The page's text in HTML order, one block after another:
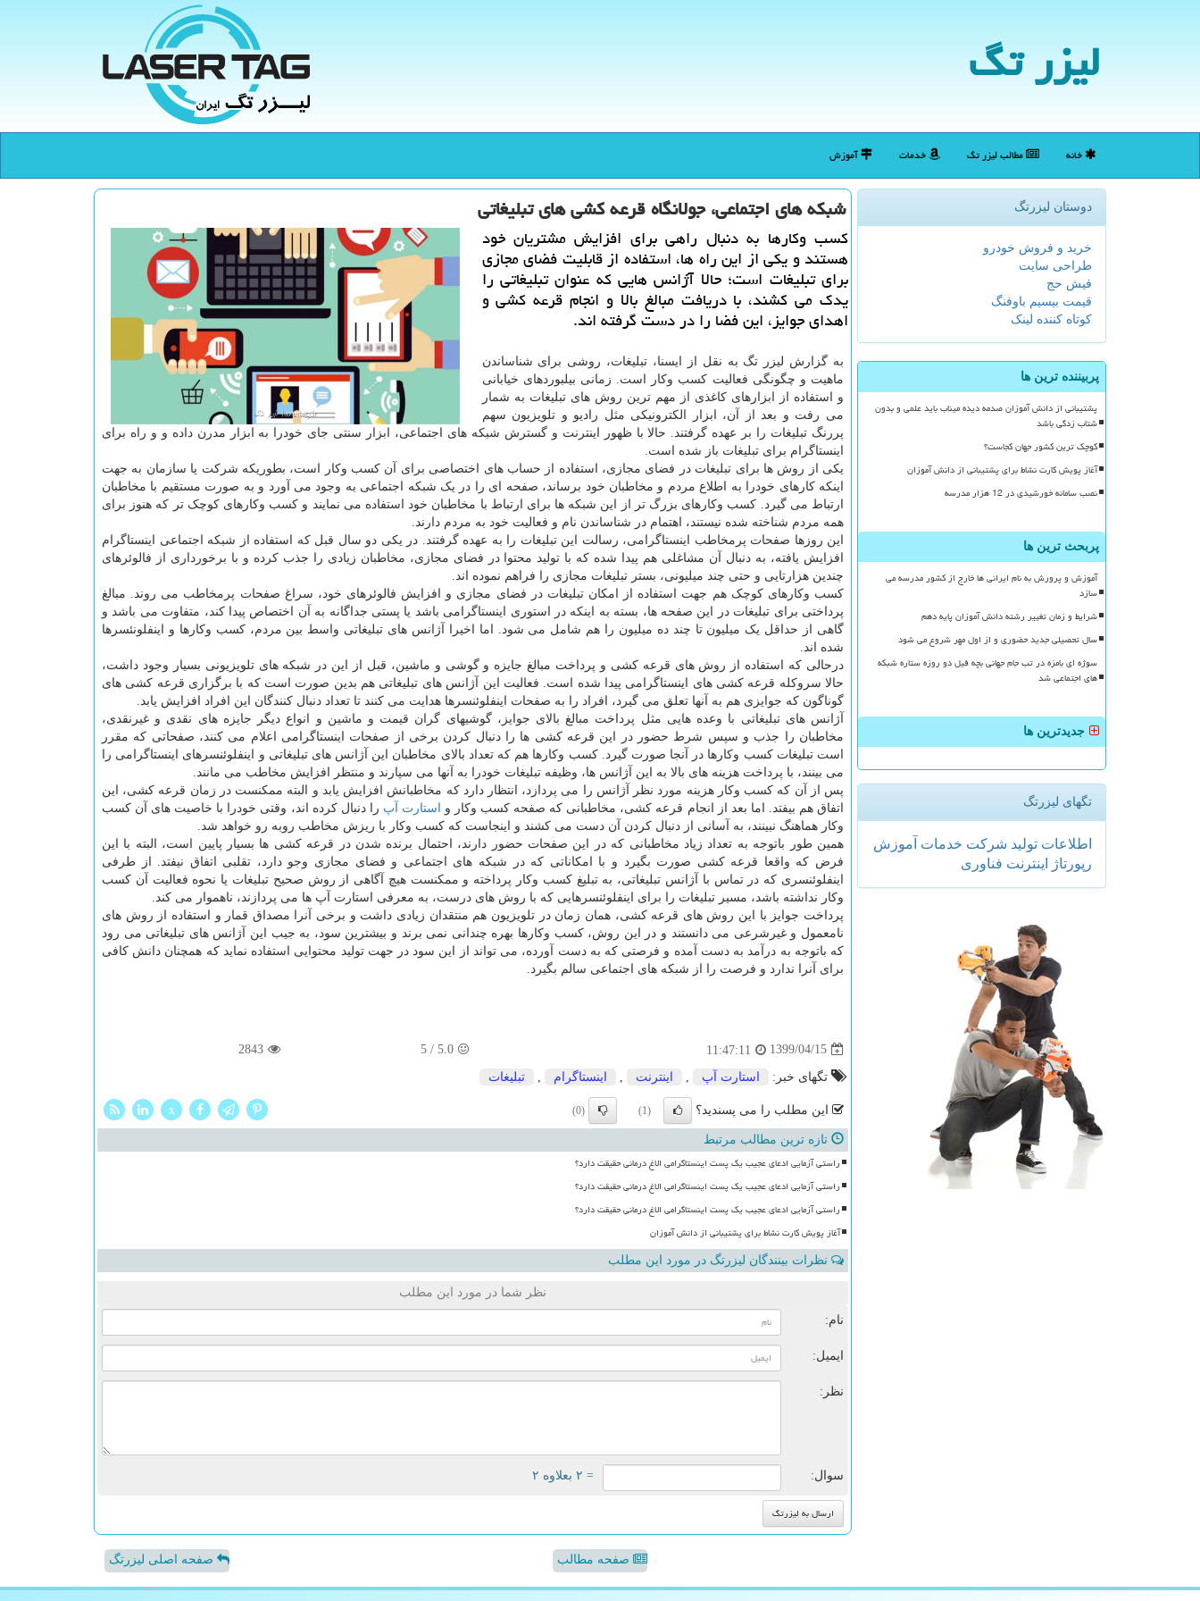
لیزر تگ
خانه مطالب لیزر تگ خدمات آموزش
دوستان لیزرتگ
خرید و فروش خودرو
طراحی سایت
فیش حج
قیمت بیسیم باوفنگ
کوتاه کننده لینک
پربیننده ترین ها
پشتیبانی از دانش آموزان صدمه دیده میناب باید علمی و بدون
شتاب زدگی باشد
کوچک ترین کشور جهان کجاست؟
آغاز پویش کارت نشاط برای پشتیبانی از دانش آموزان
نصب سامانه خورشیدی در 12 هزار مدرسه
پربحث ترین ها
آموزش و پرورش به نام ایرانی ها خارج از کشور مدرسه می
سازد
شرایط و زمان تغییر رشته دانش آموزان پایه دهم
سال تحصیلی جدید حضوری و از اول مهر شروع می شود
سوژه ای بامزه در تب جام جهانی بچه فیل دو روزه ستاره شبکه
های اجتماعی شد
جدیدترین ها
تگهای لیزرتگ
اطلاعات تولید شركت خدمات آموزش
رپورتاژ
اینترنت فناوری
شبكه های اجتماعی، جولانگاه قرعه كشی های تبلیغاتی
كسب وكارها به دنبال راهی برای افزایش مشتریان خود
هستند و یكی از این راه ها، استفاده از قابلیت فضای مجازی
برای تبلیغات است؛ حالا آژانس هایی كه عنوان تبلیغاتی را
یدك می كشند، با دریافت مبالغ بالا و انجام قرعه كشی و
اهدای جوایز، این فضا را در دست گرفته اند.
به گزارش لیزر تگ به نقل از ایسنا، تبلیغات، روشی برای شناساندن
ماهیت و چگونگی فعالیت کسب وکار است. زمانی بیلبوردهای خیابانی
و استفاده از ابزارهای کاغذی از مهم ترین روش های تبلیغات به شمار
می رفت و بعد از آن، ابزار الکترونیکی مثل رادیو و تلویزیون سهم
پررنگ تبلیغات را بر عهده گرفتند. حالا با ظهور اینترنت و گسترش شبکه های اجتماعی، ابزار سنتی جای خودرا به ابزار مدرن داده و و راه برای
اینستاگرام برای تبلیغات باز شده است.
یکی از روش ها برای تبلیغات در فضای مجازی، استفاده از حساب های اختصاصی برای آن کسب وکار است، بطوریکه شرکت یا سازمان به جهت
اینکه کارهای خودرا به اطلاع مردم و مخاطبان خود برساند، صفحه ای را در یک شبکه اجتماعی به وجود می آورد و به صورت مستقیم با مخاطبان
ارتباط می گیرد. کسب وکارهای بزرگ تر از این شبکه ها برای ارتباط با مخاطبان خود استفاده می نمایند و کسب وکارهای کوچک تر که هنوز برای
همه مردم شناخته شده نیستند، اهتمام در شناساندن نام و فعالیت خود به مردم دارند.
این روزها صفحات پرمخاطب اینستاگرامی، رسالت این تبلیغات را به عهده گرفتند. در یکی دو سال قبل که استفاده از شبکه اجتماعی اینستاگرام
افزایش یافته، به دنبال آن مشاغلی هم پیدا شده که با تولید محتوا در فضای مجازی، مخاطبان زیادی را جذب کرده و با برخورداری از فالوئرهای
چندین هزارتایی و حتی چند میلیونی، بستر تبلیغات مجازی را فراهم نموده اند.
کسب وکارهای کوچک هم جهت استفاده از امکان تبلیغات در فضای مجازی و افزایش فالوئرهای خود، سراغ صفحات پرمخاطب می روند. مبالغ
پرداختی برای تبلیغات در این صفحه ها، بسته به اینکه در استوری اینستاگرامی باشد یا پستی جداگانه به آن اختصاص پیدا کند، متفاوت می باشد و
گاهی از حداقل یک میلیون تا چند ده میلیون را هم شامل می شود. اما اخیرا آژانس های تبلیغاتی واسط بین مردم، کسب وکارها و اینفلونئسرها
شده اند.
درحالی که استفاده از روش های قرعه کشی و پرداخت مبالغ جایزه و گوشی و ماشین، قبل از این در شبکه های تلویزیونی بسیار وجود داشت،
حالا سروکله قرعه کشی های اینستاگرامی پیدا شده است. فعالیت این آژانس های تبلیغاتی هم بدین صورت است که با برگزاری قرعه کشی های
گوناگون که جوایزی هم به آنها تعلق می گیرد، افراد را به صفحات اینفلوئنسرها هدایت می کنند تا تعداد دنبال کنندگان این افراد افزایش یابد.
آژانس های تبلیغاتی با وعده هایی مثل پرداخت مبالغ بالای جوایز، گوشیهای گران قیمت و ماشین و انواع دیگر جایزه های نقدی و غیرنقدی،
مخاطبان را جذب و سپس شرط حضور در این قرعه کشی ها را دنبال کردن برخی از صفحات اینستاگرامی اعلام می کنند، صفحاتی که مقرر
است تبلیغات کسب وکارها در آنجا صورت گیرد. کسب وکارها هم که تعداد بالای مخاطبان این آژانس های تبلیغاتی و اینفلوئنسرهای اینستاگرامی را
می بینند، با پرداخت هزینه های بالا به این آژانس ها، وظیفه تبلیغات خودرا به آنها می سپارند و منتظر افزایش مخاطب می مانند.
پس از آن که کسب وکار هزینه مورد نظر آژانس را می پردازد، انتظار دارد که مخاطبانش افزایش یابد و البته ممکنست در زمان قرعه کشی، این
اتفاق هم بیفتد. اما بعد از انجام قرعه کشی، مخاطبانی که صفحه کسب وکار و
استارت آپ را دنبال کرده اند، وقتی خودرا با خاصیت های آن کسب
وکار هماهنگ نبینند، به آسانی از دنبال کردن آن دست می کشند و اینجاست که کسب وکار با ریزش مخاطب روبه رو خواهد شد.
همین طور باتوجه به تعداد زیاد مخاطبانی که در این صفحات حضور دارند، احتمال برنده شدن در قرعه کشی ها بسیار پایین است، البته با این
فرض که واقعا قرعه کشی صورت بگیرد و با امکاناتی که در شبکه های اجتماعی و فضای مجازی وجو دارد، تقلبی اتفاق نیفتد. از طرفی
اینفلوئنسری که در تماس با آژانس تبلیغاتی، به تبلیغ کسب وکار پرداخته و ممکنست هیچ آگاهی از روش صحیح تبلیغات یا نحوه فعالیت آن کسب
وکار نداشته باشد، مسیر تبلیغات را برای اینفلوئنسرهایی که با روش های درست، به معرفی استارت آپ ها می پردازند، ناهموار می کند.
پرداخت جوایز با این روش های قرعه کشی، همان زمان در تلویزیون هم منتقدان زیادی داشت و برخی آنرا مصداق قمار و استفاده از روش های
نامعمول و غیرشرعی می دانستند و در این روش، کسب وکارها بهره چندانی نمی برند و بیشترین سود، به جیب این آژانس های تبلیغاتی می رود
که باتوجه به درآمد به دست آمده و فرصتی که به دست آورده، می تواند از این سود در جهت تولید محتوایی استفاده نماید که همچنان دانش کافی
برای آنرا ندارد و فرصت را از شبکه های اجتماعی سالم بگیرد.
1399/04/15
11:47:11
5.0
/
5
2843
تگهای خبر: استارت آپ اینترنت اینستاگرام تبلیغات
این مطلب را می پسندید؟ (1)
(0)
x
تازه ترین مطالب مرتبط
راستی آزمایی ادعای عجیب یک پست اینستاگرامی الاغ درمانی حقیقت دارد؟
راستی آزمایی ادعای عجیب یک پست اینستاگرامی الاغ درمانی حقیقت دارد؟
راستی آزمایی ادعای عجیب یک پست اینستاگرامی الاغ درمانی حقیقت دارد؟
آغاز پویش کارت نشاط برای پشتیبانی از دانش آموزان
نظرات بینندگان لیزرتگ در مورد این مطلب
نظر شما در مورد این مطلب
نام:
ایمیل:
نظر:
سوال: = ۲ بعلاوه ۲
صفحه مطالب صفحه اصلی لیزرتگ